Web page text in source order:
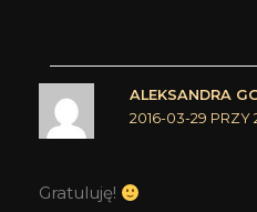
ALEKSANDRA
2016-03-29 PRZY
Gratuluję!